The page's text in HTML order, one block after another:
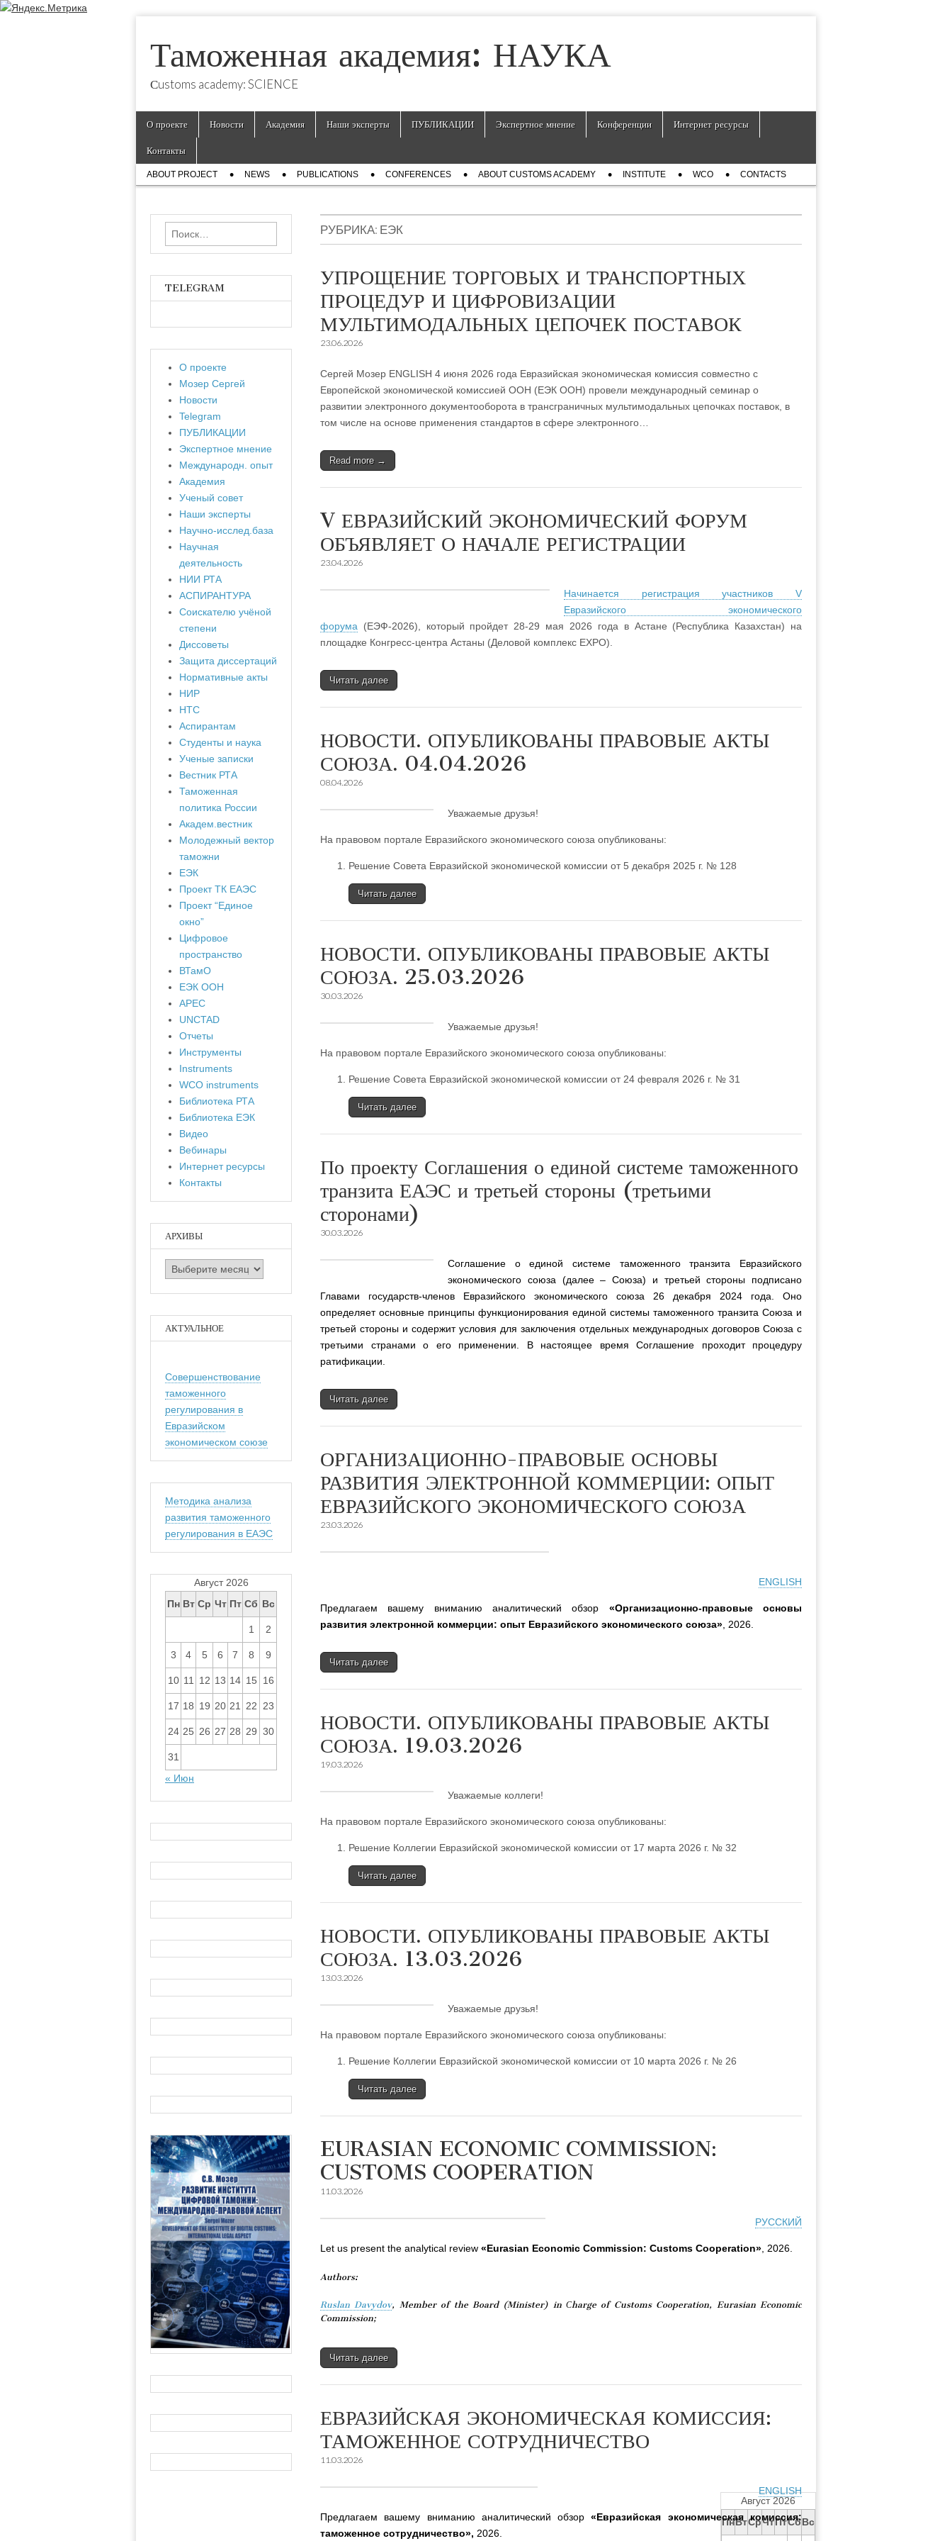
Таможенная академия: НАУКА
Сustoms academy: SCIENCE
Main
content
О проекте Новости Академия Наши эксперты ПУБЛИКАЦИИ Экспертное мнение Конференции Интернет ресурсы
Контакты
Sub
menu
ABOUT PROJECT NEWS PUBLICATIONS СONFERENCES ABOUT CUSTOMS ACADEMY INSTITUTE WCO CONTACTS
РУБРИКА: ЕЭК
УПРОЩЕНИЕ ТОРГОВЫХ И ТРАНСПОРТНЫХ
ПРОЦЕДУР И ЦИФРОВИЗАЦИИ
МУЛЬТИМОДАЛЬНЫХ ЦЕПОЧЕК ПОСТАВОК
23.06.2026
Сергей Мозер ENGLISH 4 июня 2026 года Евразийская экономическая комиссия совместно с
Европейской экономической комиссией ООН (ЕЭК ООН) провели международный семинар о
развитии электронного документооборота в трансграничных мультимодальных цепочках поставок, в
том числе на основе применения стандартов в сфере электронного…
Read more →
V ЕВРАЗИЙСКИЙ ЭКОНОМИЧЕСКИЙ ФОРУМ
ОБЪЯВЛЯЕТ О НАЧАЛЕ РЕГИСТРАЦИИ
23.04.2026
Начинается регистрация участников V
Евразийского экономического
форума (ЕЭФ-2026), который пройдет 28-29 мая 2026 года в Астане (Республика Казахстан) на
площадке Конгресс-центра Астаны (Деловой комплекс EXPO).
Читать далее
НОВОСТИ. ОПУБЛИКОВАНЫ ПРАВОВЫЕ АКТЫ
СОЮЗА. 04.04.2026
08.04.2026
Уважаемые друзья!
На правовом портале Евразийского экономического союза опубликованы:
Решение Совета Евразийской экономической комиссии от 5 декабря 2025 г. № 128
Читать далее
НОВОСТИ. ОПУБЛИКОВАНЫ ПРАВОВЫЕ АКТЫ
СОЮЗА. 25.03.2026
30.03.2026
Уважаемые друзья!
На правовом портале Евразийского экономического союза опубликованы:
Решение Совета Евразийской экономической комиссии от 24 февраля 2026 г. № 31
Читать далее
По проекту Соглашения о единой системе таможенного
транзита ЕАЭС и третьей стороны (третьими
сторонами)
30.03.2026
Соглашение о единой системе таможенного транзита Евразийского
экономического союза (далее – Союза) и третьей стороны подписано
Главами государств-членов Евразийского экономического союза 26 декабря 2024 года. Оно
определяет основные принципы функционирования единой системы таможенного транзита Союза и
третьей стороны и содержит условия для заключения отдельных международных договоров Союза с
третьими странами о его применении. В настоящее время Соглашение проходит процедуру
ратификации.
Читать далее
ОРГАНИЗАЦИОННО-ПРАВОВЫЕ ОСНОВЫ
РАЗВИТИЯ ЭЛЕКТРОННОЙ КОММЕРЦИИ: ОПЫТ
ЕВРАЗИЙСКОГО ЭКОНОМИЧЕСКОГО СОЮЗА
23.03.2026
ENGLISH
Предлагаем вашему вниманию аналитический обзор «Организационно-правовые основы
развития электронной коммерции: опыт Евразийского экономического союза» , 2026.
Читать далее
НОВОСТИ. ОПУБЛИКОВАНЫ ПРАВОВЫЕ АКТЫ
СОЮЗА. 19.03.2026
19.03.2026
Уважаемые коллеги!
На правовом портале Евразийского экономического союза опубликованы:
Решение Коллегии Евразийской экономической комиссии от 17 марта 2026 г. № 32
Читать далее
НОВОСТИ. ОПУБЛИКОВАНЫ ПРАВОВЫЕ АКТЫ
СОЮЗА. 13.03.2026
13.03.2026
Уважаемые друзья!
На правовом портале Евразийского экономического союза опубликованы:
Решение Коллегии Евразийской экономической комиссии от 10 марта 2026 г. № 26
Читать далее
EURASIAN ECONOMIC COMMISSION:
CUSTOMS COOPERATION
11.03.2026
РУССКИЙ
Let us present the analytical review «Eurasian Economic Commission: Customs Cooperation» , 2026.
Authors:
Ruslan Davydov, Member of the Board (Minister) in Сharge of Customs Cooperation, Eurasian Economic
Commission;
Читать далее
ЕВРАЗИЙСКАЯ ЭКОНОМИЧЕСКАЯ КОМИССИЯ:
ТАМОЖЕННОЕ СОТРУДНИЧЕСТВО
11.03.2026
ENGLISH
Предлагаем вашему вниманию аналитический обзор«Евразийская экономическая комиссия:
таможенное сотрудничество», 2026.
Найти:
TELEGRAM
О проекте
Мозер Сергей
Новости
Telegram
ПУБЛИКАЦИИ
Экспертное мнение
Международн. опыт
Академия
Ученый совет
Наши эксперты
Научно-исслед.база
Научная
деятельность
НИИ РТА
АСПИРАНТУРА
Соискателю учёной
степени
Диссоветы
Защита диссертаций
Нормативные акты
НИР
НТС
Аспирантам
Студенты и наука
Ученые записки
Вестник РТА
Таможенная
политика России
Академ.вестник
Молодежный вектор
таможни
ЕЭК
Проект ТК ЕАЭС
Проект “Единое
окно”
Цифровое
пространство
ВТамО
ЕЭК ООН
APEC
UNCTAD
Отчеты
Инструменты
Instruments
WCO instruments
Библиотека РТА
Библиотека ЕЭК
Видео
Вебинары
Интернет ресурсы
Контакты
АРХИВЫ
Архивы
АКТУАЛЬНОЕ
Совершенствование
таможенного
регулирования в
Евразийском
экономическом союзе
Методика анализа
развития таможенного
регулирования в ЕАЭС
Август 2026
Пн Вт Ср Чт Пт Сб Вс
1 2
3 4 5 6 7 8 9
10 11 12 13 14 15 16
17 18 19 20 21 22 23
24 25 26 27 28 29 30
31
« Июн
Август 2026
ПнВтСрЧтПтСбВс